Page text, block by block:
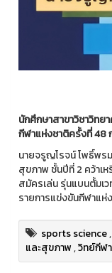
นักศึกษาสาขาวิชาวิทย
กีฬาแห่งชาติครั้งที่ 48
นายจรูญโรจน์ โพธิ์พร
สุขภาพ ชั้นปีที่ 2 คว้าเ
สมัครเล่น รุ่นแบนตั้มเ
รายการแข่งขันกีฬาแ
sports science,
และสุขภาพ,วิทย์กีฬา